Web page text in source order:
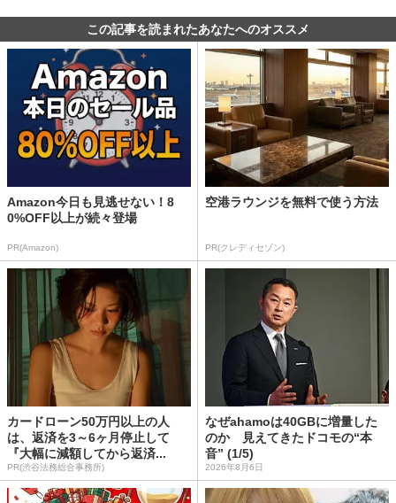
この記事を読まれたあなたへのオススメ
Amazon今日も見逃せない！8
0%OFF以上が続々登場
PR(Amazon)
空港ラウンジを無料で使う方法
PR(クレディセゾン)
カードローン50万円以上の人
は、返済を3～6ヶ月停止して
『大幅に減額してから返済...
PR(渋谷法務総合事務所)
なぜahamoは40GBに増量した
のか 見えてきたドコモの“本
音” (1/5)
2026年8月6日